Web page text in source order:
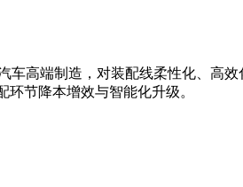
高端制造，对装配线柔性化、高
节降本增效与智能化升级。